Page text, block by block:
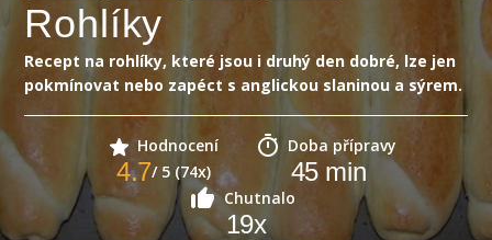
Rohlíky
Recept na rohlíky, které jsou i druhý den dobré, lze jen
pokmínovat nebo zapéct s anglickou slaninou a sýrem.
Hodnocení
4.7/ 5 (74x)
Doba přípravy
45min
Chutnalo
19x